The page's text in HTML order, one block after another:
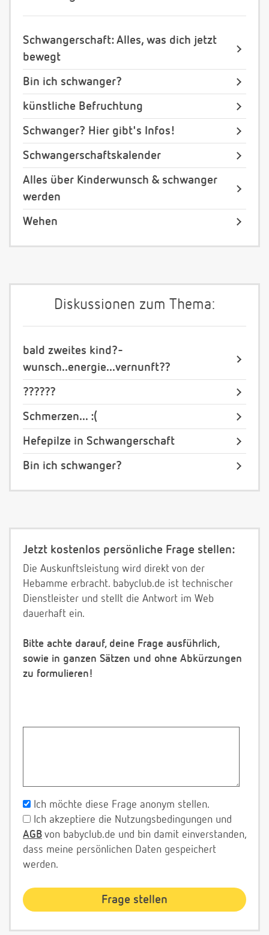
Schwangerschaft: Alles, was dich jetzt
bewegt
Bin ich schwanger?
künstliche Befruchtung
Schwanger? Hier gibt's Infos!
Schwangerschaftskalender
Alles über Kinderwunsch & schwanger
werden
Wehen
Diskussionen zum Thema:
bald zweites kind?-
wunsch..energie...vernunft??
??????
Schmerzen... :(
Hefepilze in Schwangerschaft
Bin ich schwanger?
Jetzt kostenlos persönliche Frage stellen:
Die Auskunftsleistung wird direkt von der
Hebamme erbracht. babyclub.de ist technischer
Dienstleister und stellt die Antwort im Web
dauerhaft ein.
Bitte achte darauf, deine Frage ausführlich,
sowie in ganzen Sätzen und ohne Abkürzungen
zu formulieren!
Ich möchte diese Frage anonym stellen.
Ich akzeptiere die Nutzungsbedingungen und
AGB von babyclub.de und bin damit einverstanden,
dass meine persönlichen Daten gespeichert
werden.